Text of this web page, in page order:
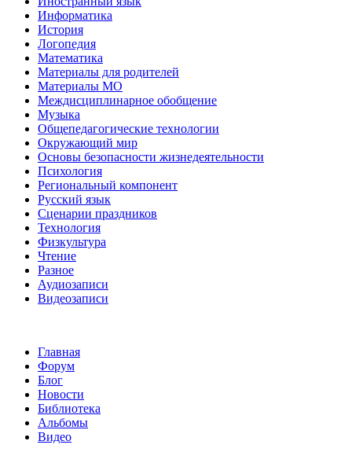
Информатика
История
Логопедия
Математика
Материалы для родителей
Материалы МО
Междисциплинарное обобщение
Музыка
Общепедагогические технологии
Окружающий мир
Основы безопасности жизнедеятельности
Психология
Региональный компонент
Русский язык
Сценарии праздников
Технология
Физкультура
Чтение
Разное
Аудиозаписи
Видеозаписи
Главная
Форум
Блог
Новости
Библиотека
Альбомы
Видео